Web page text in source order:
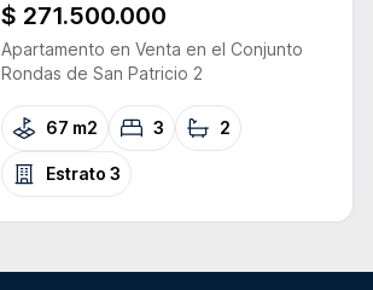
$ 271.500.000
Apartamento en Venta en el Conjunto
Rondas de San Patricio 2
67 m2 3 2
Estrato3